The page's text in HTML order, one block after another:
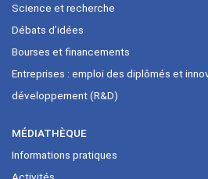
Science et recherche
Débats d’idées
Bourses et financements
Entreprises : emploi des diplômés et
développement (R&D)
MÉDIATHÈQUE
Informations pratiques
Activités